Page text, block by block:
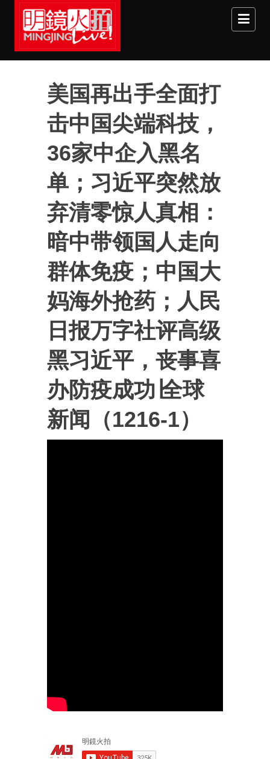
Skip to main content
美国再出手全面打
击中国尖端科技，
36家中企入黑名
单；习近平突然放
弃清零惊人真相：
暗中带领国人走向
群体免疫；中国大
妈海外抢药；人民
日报万字社评高级
黑习近平，丧事喜
办防疫成功∣全球
新闻（1216-1）